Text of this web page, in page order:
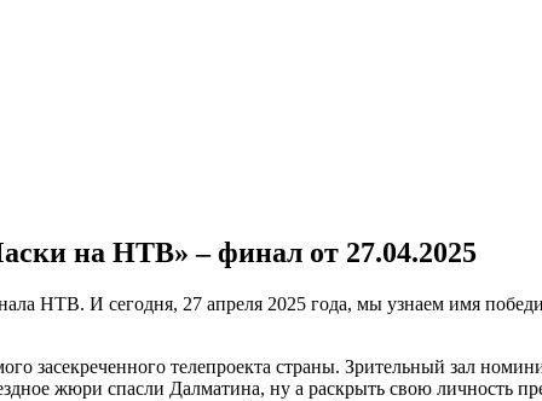
на НТВ» – финал от 27.04.2025
НТВ. И сегодня, 27 апреля 2025 года, мы узнаем имя
засекреченного телепроекта страны. Зрительный зал
жюри спасли Далматина, ну а раскрыть свою личность